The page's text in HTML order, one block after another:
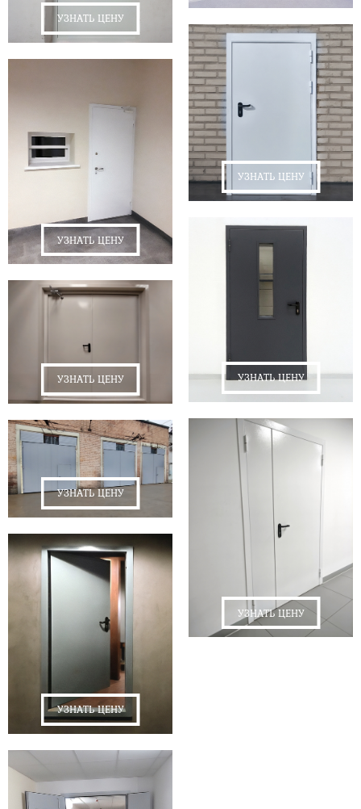
УЗНАТЬ ЦЕНУ
УЗНАТЬ ЦЕНУ
УЗНАТЬ ЦЕНУ
УЗНАТЬ ЦЕНУ
УЗНАТЬ ЦЕНУ
УЗНАТЬ ЦЕНУ
УЗНАТЬ ЦЕНУ
УЗНАТЬ ЦЕНУ